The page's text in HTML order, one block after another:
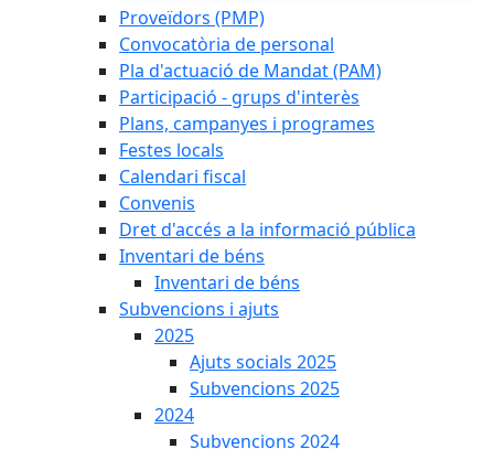
Proveïdors (PMP)
Convocatòria de personal
Pla d'actuació de Mandat (PAM)
Participació - grups d'interès
Plans, campanyes i programes
Festes locals
Calendari fiscal
Convenis
Dret d'accés a la informació pública
Inventari de béns
Inventari de béns
Subvencions i ajuts
2025
Ajuts socials 2025
Subvencions 2025
2024
Subvencions 2024